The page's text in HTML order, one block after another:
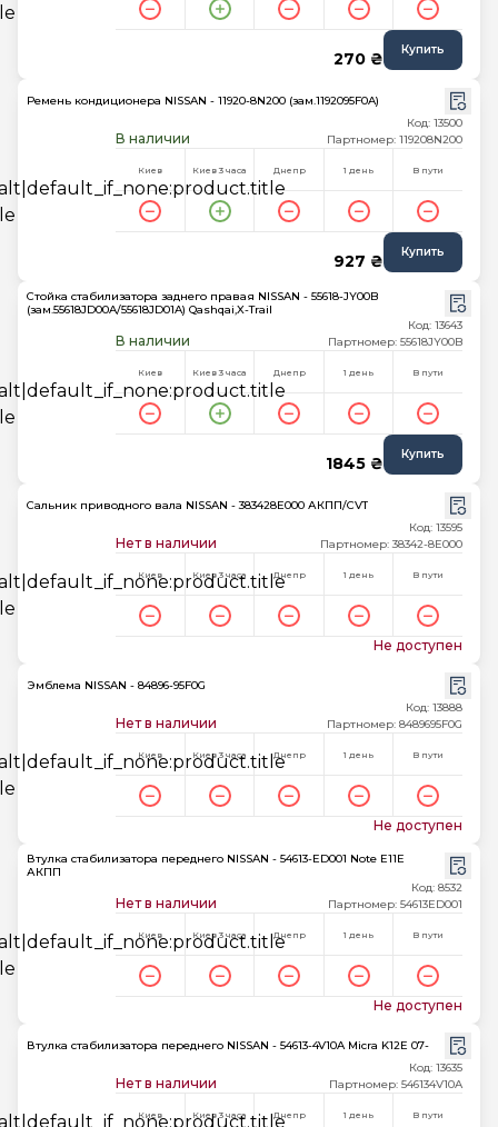
270 ₴ Купить
Ремень кондиционера NISSAN - 11920-8N200 (зам.1192095F0A)
В наличии
Код: 13500
Партномер: 119208N200
Киев Киев 3 часа Днепр 1 день В пути
927 ₴ Купить
Стойка стабилизатора заднего правая NISSAN - 55618-JY00B
(зам.55618JD00A/55618JD01A) Qashqai,X-Trail
В наличии
Код: 13643
Партномер: 55618JY00B
Киев Киев 3 часа Днепр 1 день В пути
1845 ₴ Купить
Сальник приводного вала NISSAN - 383428E000 АКПП/CVT
Нет в наличии
Код: 13595
Партномер: 38342-8E000
Киев Киев 3 часа Днепр 1 день В пути
Не доступен
Эмблема NISSAN - 84896-95F0G
Нет в наличии
Код: 13888
Партномер: 8489695F0G
Киев Киев 3 часа Днепр 1 день В пути
Не доступен
Втулка стабилизатора переднего NISSAN - 54613-ED001 Note E11E
АКПП
Нет в наличии
Код: 8532
Партномер: 54613ED001
Киев Киев 3 часа Днепр 1 день В пути
Не доступен
Втулка стабилизатора переднего NISSAN - 54613-4V10A Micra K12E 07-
Нет в наличии
Код: 13635
Партномер: 546134V10A
Киев Киев 3 часа Днепр 1 день В пути